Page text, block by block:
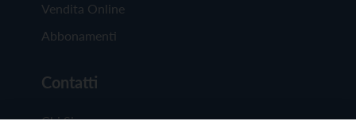
Vendita Online
Abbonamenti
Contatti